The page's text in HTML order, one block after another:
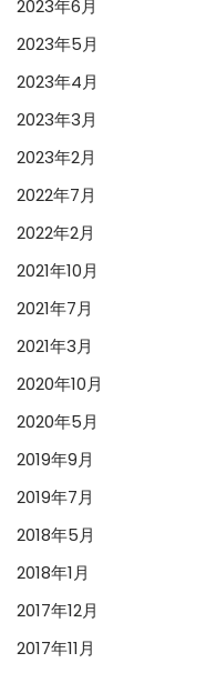
2023年6月
2023年5月
2023年4月
2023年3月
2023年2月
2022年7月
2022年2月
2021年10月
2021年7月
2021年3月
2020年10月
2020年5月
2019年9月
2019年7月
2018年5月
2018年1月
2017年12月
2017年11月